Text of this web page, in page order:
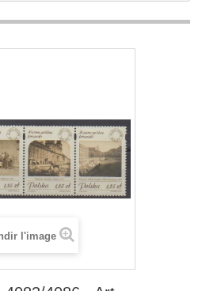
l'image